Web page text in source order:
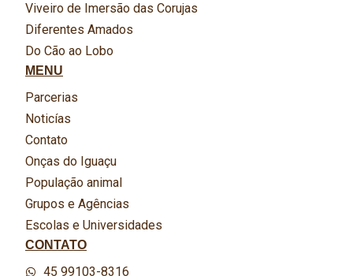
Viveiro de Imersão das Corujas
Diferentes Amados
Do Cão ao Lobo
MENU
Parcerias
Noticías
Contato
Onças do Iguaçu
População animal
Grupos e Agências
Escolas e Universidades
CONTATO
45 99103-8316